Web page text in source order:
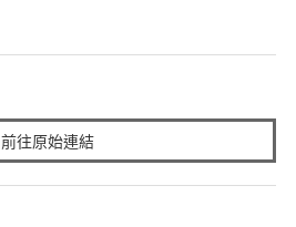
前往原始連結